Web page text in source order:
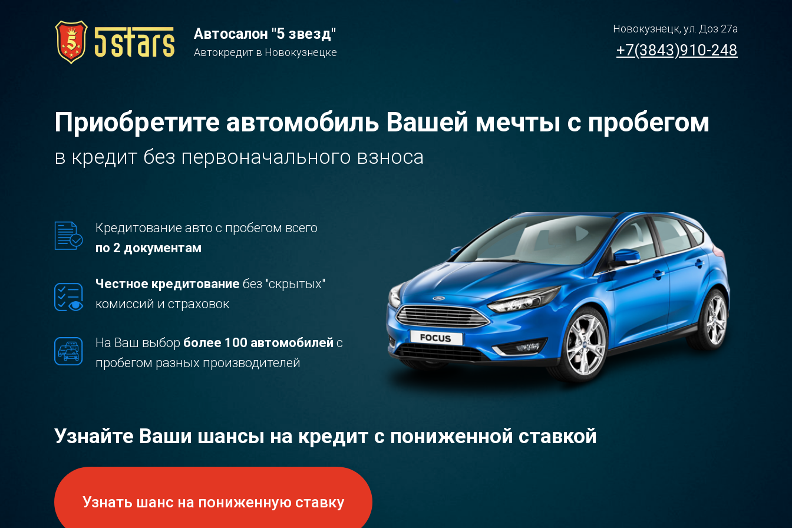
Приобретите автомобиль Вашей мечты с пробегом
Автосалон "5 звезд"
Автокредит в Новокузнецке +7(3843)910-248
Новокузнецк, ул. Доз 27а
в кредит без первоначального взноса
Кредитование авто с пробегом всего
по 2 документам
На Ваш выбор более 100 автомобилей с
пробегом разных производителей
Честное кредитование без "скрытых"
комиссий и страховок
Узнайте Ваши шансы на кредит с пониженной ставкой
Узнать шанс на пониженную ставку